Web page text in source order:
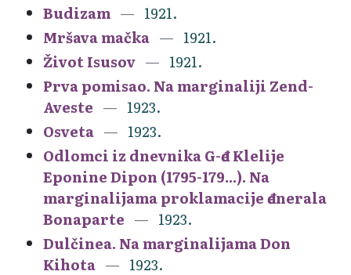
Budizam
1921.
Mršava mačka
1921.
Život Isusov
1921.
Prva pomisao. Na marginaliji Zend-
Aveste
1923.
Osveta
1923.
Odlomci iz dnevnika G-đe Klelije
Eponine Dipon (1795-179...). Na
marginalijama proklamacije đenerala
Bonaparte
1923.
Dulčinea. Na marginalijama Don
Kihota
1923.